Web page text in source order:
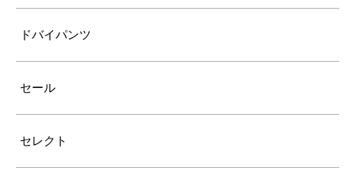
ドバイパンツ
セール
セレクト